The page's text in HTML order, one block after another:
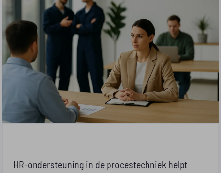
HR-ondersteuning in de procestechniek helpt